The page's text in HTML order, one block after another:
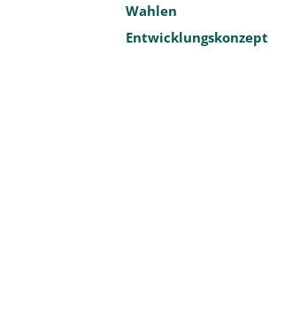
Wahlen
Entwicklungskonzept